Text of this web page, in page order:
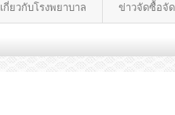
เกี่ยวกับโรงพยาบาล ข่าวจัดซื้อจั